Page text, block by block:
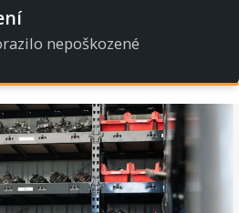
nepoškozené